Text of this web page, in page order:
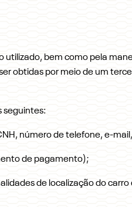
bem como pela
obtidas por meio de um
seguintes:
número de telefone, e-
de pagamento);
de localização do